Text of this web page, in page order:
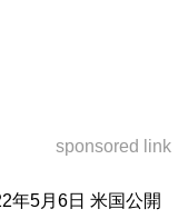
sponsored link
年5月6日 米国公開